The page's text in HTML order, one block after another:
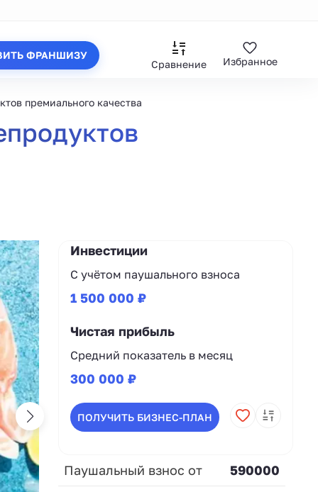
ФРАНШИЗУ
Сравнение Избранное
премиального качества
Инвестиции
С учётом паушального взноса
1 500 000 ₽
Чистая прибыль
Средний показатель в месяц
300 000 ₽
ПОЛУЧИТЬ БИЗНЕС-ПЛАН
Паушальный взнос от
590000